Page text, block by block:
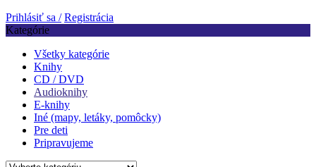
Prihlásiť sa / Registrácia
Kategórie
Všetky kategórie
Knihy
CD / DVD
Audioknihy
E-knihy
Iné (mapy, letáky, pomôcky)
Pre deti
Pripravujeme